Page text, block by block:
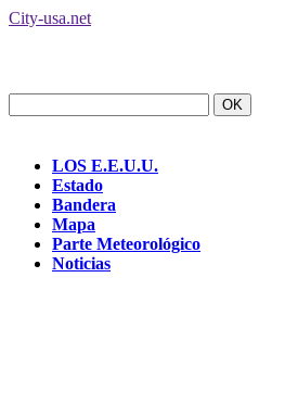
City-usa.net
LOS E.E.U.U.
Estado
Bandera
Mapa
Parte Meteorológico
Noticias